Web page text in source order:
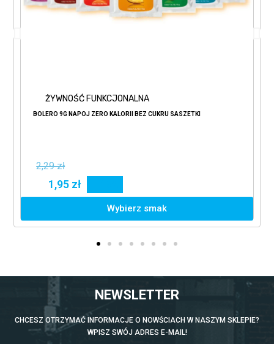
ŻYWNOŚĆ FUNKCJONALNA
BOLERO 9G NAPÓJ ZERO KALORII BEZ CUKRU SASZETKI
2,29 zł
1,95 zł
Wybierz smak
NEWSLETTER
CHCESZ OTRZYMAĆ INFORMACJE O NOWŚCIACH W NASZYM SKLEPIE?
WPISZ SWÓJ ADRES E-MAIL!